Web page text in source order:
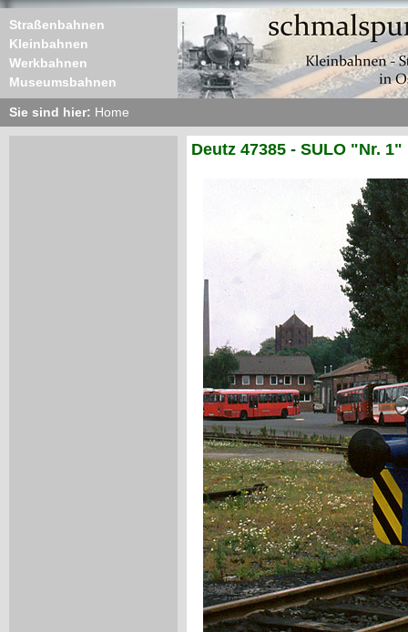
Straßenbahnen
Kleinbahnen
Werkbahnen
Museumsbahnen
Sie sind hier: Home
Deutz 47385 - SULO "Nr. 1"